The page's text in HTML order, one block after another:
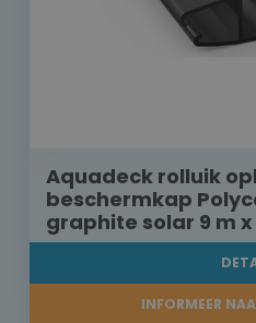
Aquadeck rolluik
beschermkap
graphite solar 9 m x
INFORMEER